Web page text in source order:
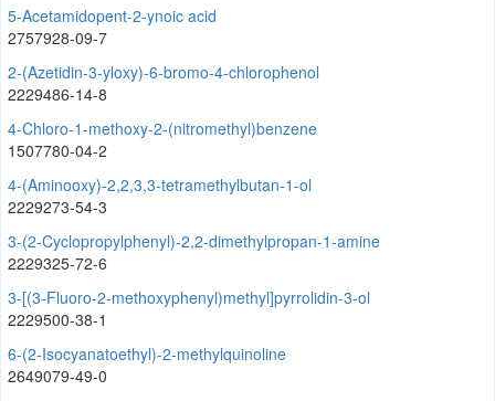
5-Acetamidopent-2-ynoic acid
2757928-09-7
2-(Azetidin-3-yloxy)-6-bromo-4-chlorophenol
2229486-14-8
4-Chloro-1-methoxy-2-(nitromethyl)benzene
1507780-04-2
4-(Aminooxy)-2,2,3,3-tetramethylbutan-1-ol
2229273-54-3
3-(2-Cyclopropylphenyl)-2,2-dimethylpropan-1-amine
2229325-72-6
3-[(3-Fluoro-2-methoxyphenyl)methyl]pyrrolidin-3-ol
2229500-38-1
6-(2-Isocyanatoethyl)-2-methylquinoline
2649079-49-0